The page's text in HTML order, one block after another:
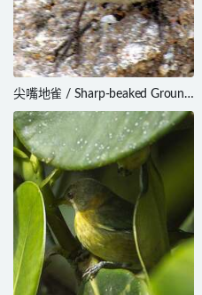
尖嘴地雀 / Sharp-beaked Ground
Finch / Geospiza difficilis